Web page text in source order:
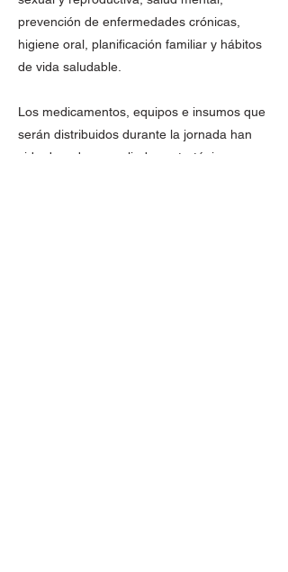
prevención de enfermedades crónicas,
higiene oral, planificación familiar y hábitos
de vida saludable.
Los medicamentos, equipos e insumos que
serán distribuidos durante la jornada han
sido donados por aliados estratégicos como